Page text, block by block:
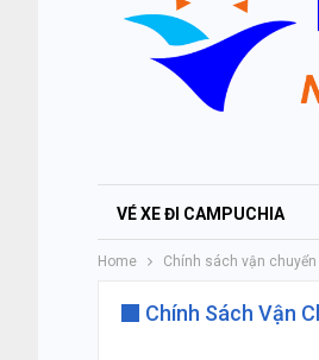
VÉ XE ĐI CAMPUCHIA
Home Chính sách vận chuyển
Chính Sách Vận